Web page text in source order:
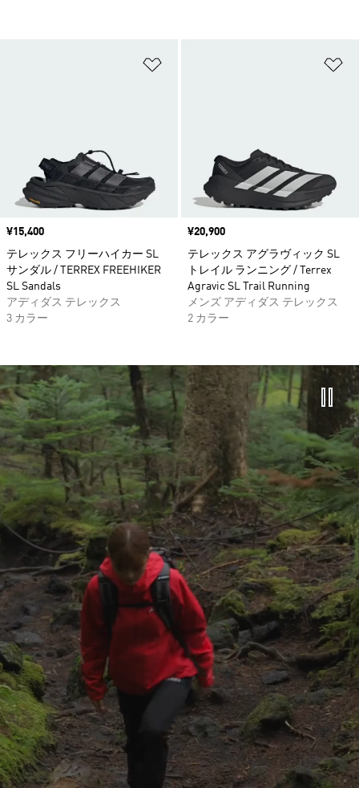
価格
¥15,400
テレックス フリーハイカー SL
サンダル / TERREX FREEHIKER
SL Sandals
アディダス テレックス
3 カラー
価格
¥20,900
テレックス アグラヴィック SL
トレイル ランニング / Terrex
Agravic SL Trail Running
メンズ アディダス テレックス
2 カラー